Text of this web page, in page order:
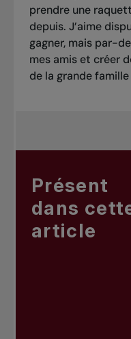
prendre une
depuis. J’aime
gagner, mais par-
mes amis et créer
de la grande
Présent
dans
article